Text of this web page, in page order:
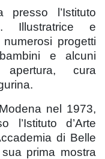
presso l’Istituto
Illustratrice e
progetti
e alcuni
cura
nel 1973,
l’Istituto d’Arte
di Belle
prima mostra